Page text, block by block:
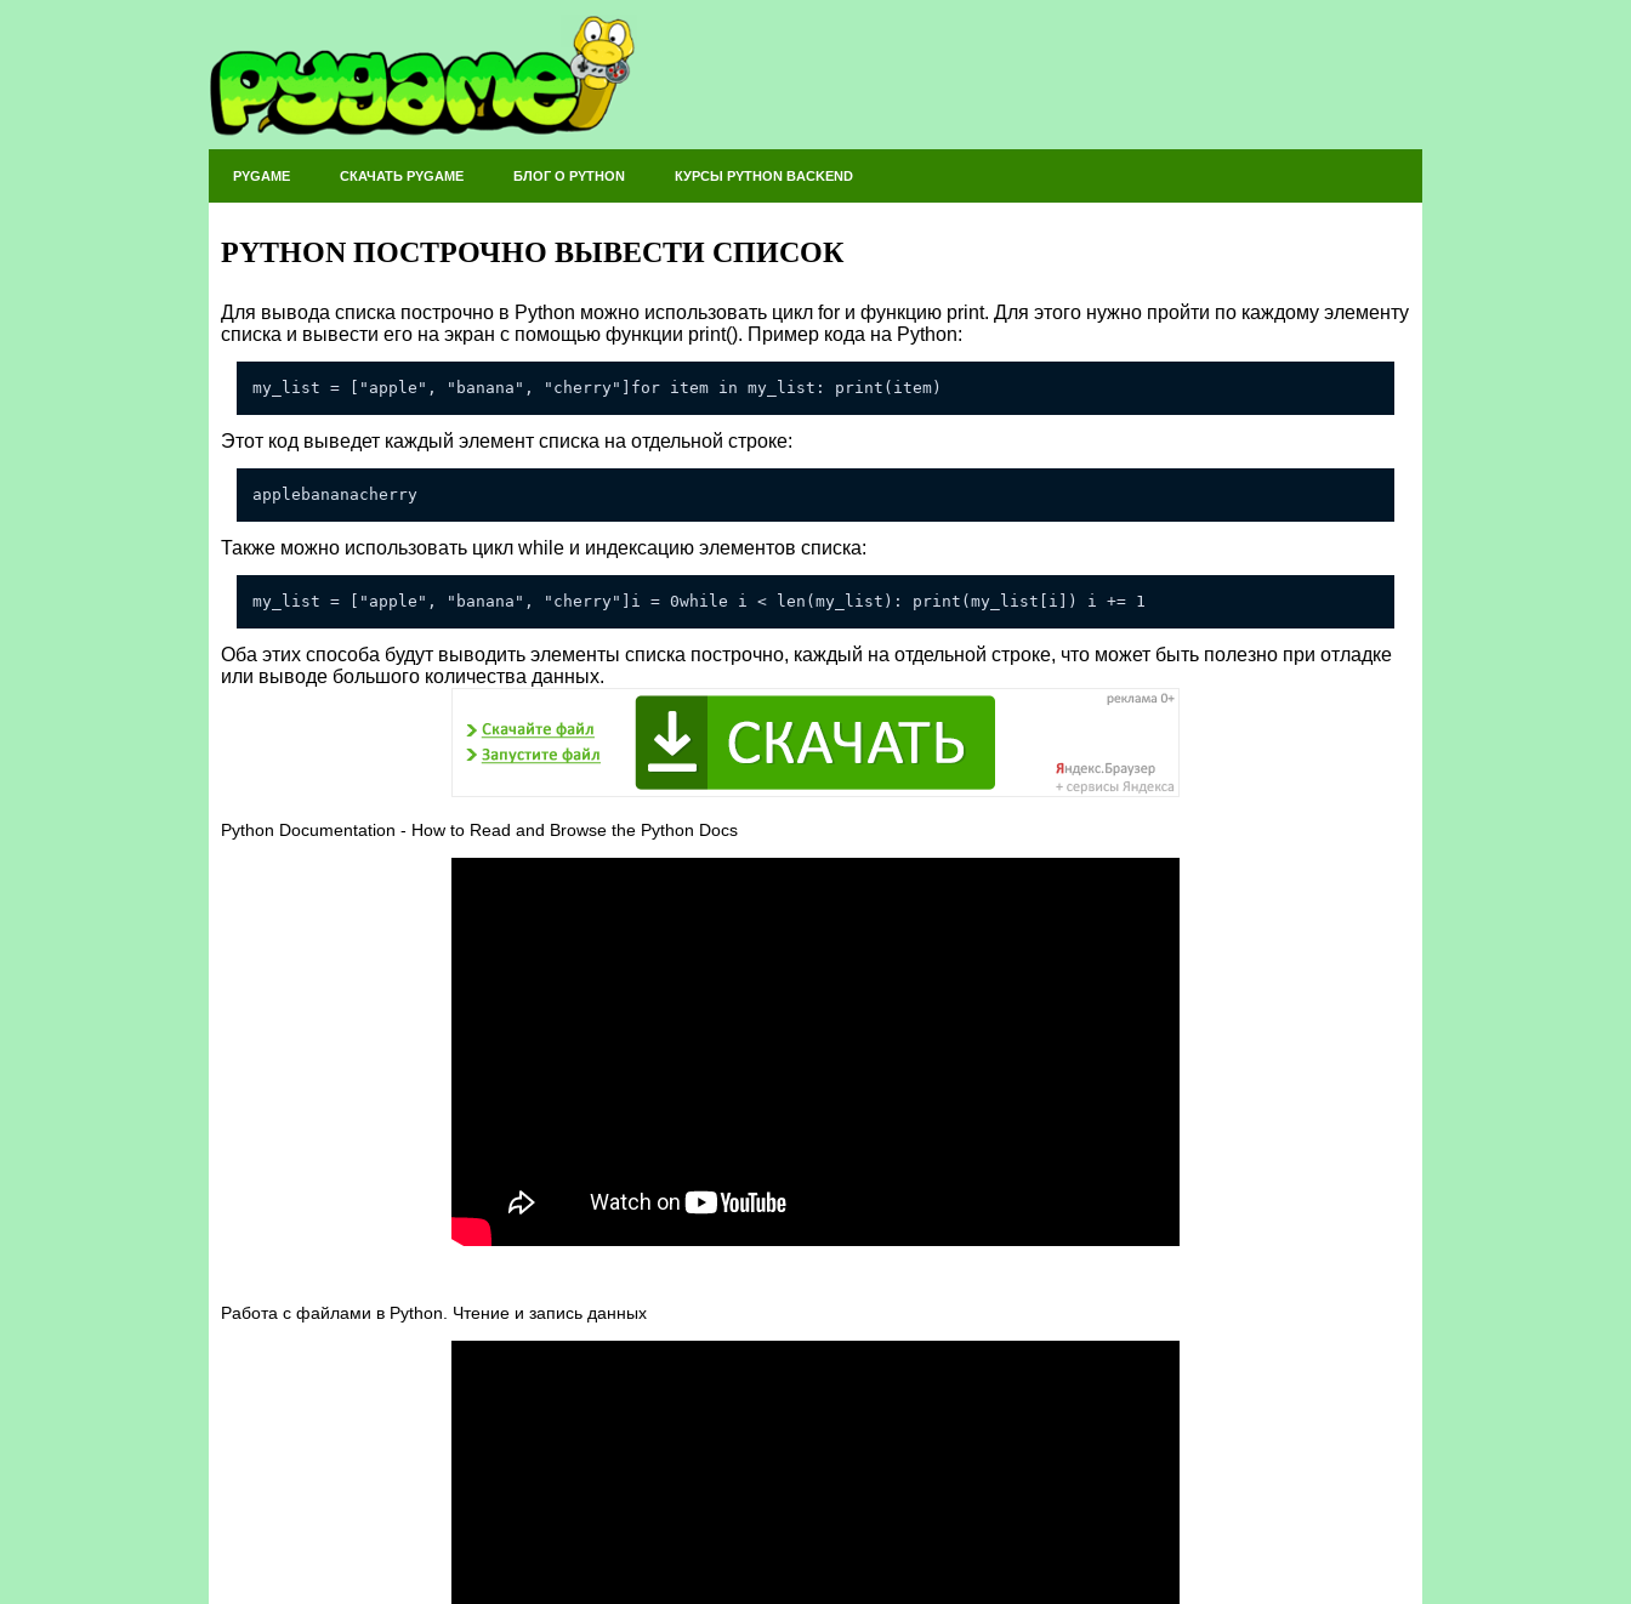
PYGAME СКАЧАТЬ PYGAME БЛОГ О PYTHON КУРСЫ PYTHON BACKEND
PYTHON ПОСТРОЧНО ВЫВЕСТИ СПИСОК
Для вывода списка построчно в Python можно использовать цикл for и функцию print. Для этого нужно пройти по каждому элементу
списка и вывести его на экран с помощью функции print(). Пример кода на Python:
my_list = ["apple", "banana", "cherry"]for item in my_list: print(item)
Этот код выведет каждый элемент списка на отдельной строке:
applebananacherry
Также можно использовать цикл while и индексацию элементов списка:
my_list = ["apple", "banana", "cherry"]i = 0while i < len(my_list): print(my_list[i]) i += 1
Оба этих способа будут выводить элементы списка построчно, каждый на отдельной строке, что может быть полезно при отладке
или выводе большого количества данных.
Python Documentation - How to Read and Browse the Python Docs
Работа с файлами в Python. Чтение и запись данных